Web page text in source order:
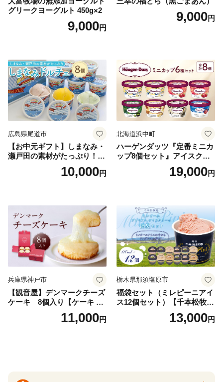
グリークヨーグルト 450g×2
9,000円
9,000円
広島県尾道市
【お中元ギフト】しまなみ・
瀬戸田の素材がたっぷり！ジ
10,000円
北海道浜中町
ハーゲンダッツ『定番ミニカ
ップ8個セット』アイスクリ
ーム アイス スイーツ デザー
19,000円
兵庫県神戸市
【観音屋】デンマークチーズ
ケーキ 8個入り【ケーキ チ
ーズケーキ 人気スイーツ お
すすめスイーツ 神戸スイー
11,000円
栃木県那須塩原市
福袋セット（ミレピーニアイ
ス12個セット）【千本松牧
場】 ns025-014-12 【デザー
ト 詰め合わせ ギフト】
13,000円